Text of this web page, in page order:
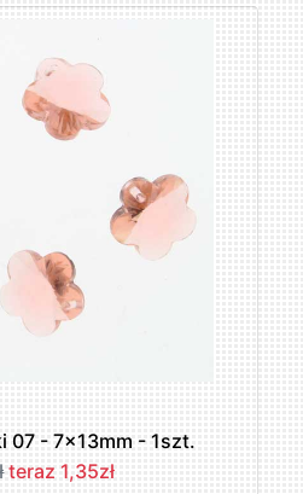
07 - 7x13mm - 1szt.
teraz 1,35zł